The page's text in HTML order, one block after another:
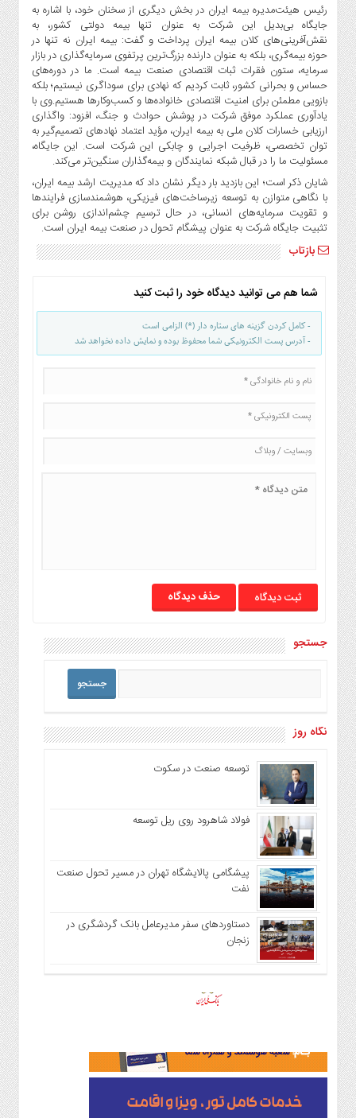
رئیس هیئت‌مدیره بیمه ایران در بخش دیگری از سخنان خود، با اشاره به
جایگاه بی‌بدیل این شرکت به عنوان تنها بیمه دولتی کشور، به
نقش‌آفرینی‌های کلان بیمه ایران پرداخت و گفت: بیمه ایران نه تنها در
حوزه بیمه‌گری، بلکه به عنوان دارنده بزرگ‌ترین پرتفوی سرمایه‌گذاری در بازار
سرمایه، ستون فقرات ثبات اقتصادی صنعت بیمه است. ما در دوره‌های
حساس و بحرانی کشور، ثابت کردیم که نهادی برای سوداگری نیستیم؛ بلکه
بازویی مطمئن برای امنیت اقتصادی خانواده‌ها و کسب‌وکارها هستیم.وی با
یادآوری عملکرد موفق شرکت در پوشش حوادث و جنگ، افزود: واگذاری
ارزیابی خسارات کلان ملی به بیمه ایران، مؤید اعتماد نهادهای تصمیم‌گیر به
توان تخصصی، ظرفیت اجرایی و چابکی این شرکت است. این جایگاه،
مسئولیت ما را در قبال شبکه نمایندگان و بیمه‌گذاران سنگین‌تر می‌کند.
شایان ذکر است؛ این بازدید بار دیگر نشان داد که مدیریت ارشد بیمه ایران،
با نگاهی متوازن به توسعه زیرساخت‌های فیزیکی، هوشمندسازی فرایندها
و تقویت سرمایه‌های انسانی، در حال ترسیم چشم‌اندازی روشن برای
تثبیت جایگاه شرکت به عنوان پیشگام تحول در صنعت بیمه ایران است.
بازتاب
شما هم می توانید دیدگاه خود را ثبت کنید
- کامل کردن گزینه های ستاره دار (*) الزامی است
- آدرس پست الکترونیکی شما محفوظ بوده و نمایش داده نخواهد شد
حذف دیدگاه
جستجو
نگاه روز
توسعه صنعت در سکوت
فولاد شاهرود روی ریل توسعه
پیشگامی پالایشگاه تهران در مسیر تحول صنعت
نفت
دستاوردهای سفر مدیرعامل بانک گردشگری در
زنجان